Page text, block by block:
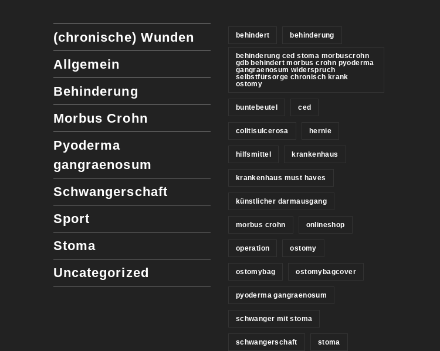
(chronische) Wunden
Allgemein
Behinderung
Morbus Crohn
Pyoderma
gangraenosum
Schwangerschaft
Sport
Stoma
Uncategorized
behindert behinderung
behinderung ced stoma morbuscrohn
gdb behindert morbus crohn pyoderma
gangraenosum widerspruch
selbstfürsorge chronisch krank
ostomy
buntebeutel ced
colitisulcerosa hernie
hilfsmittel krankenhaus
krankenhaus must haves
künstlicher darmausgang
morbus crohn onlineshop
operation ostomy
ostomybag ostomybagcover
pyoderma gangraenosum
schwanger mit stoma
schwangerschaft stoma